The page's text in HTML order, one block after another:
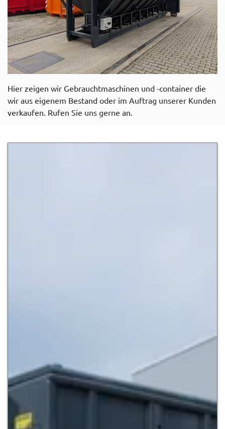
Hier zeigen wir Gebrauchtmaschinen und -container die
wir aus eigenem Bestand oder im Auftrag unserer Kunden
verkaufen. Rufen Sie uns gerne an.